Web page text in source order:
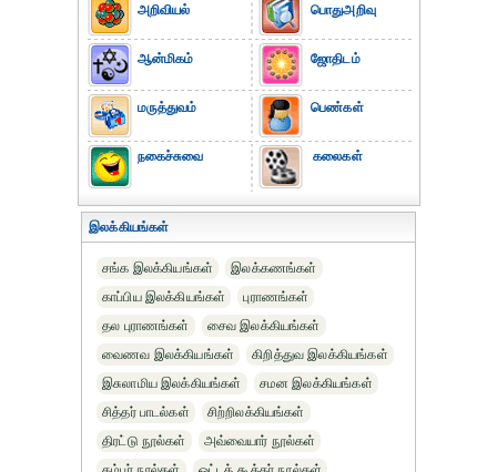
அறிவியல்
ஆன்மிகம்
மருத்துவம்
நகைச்சுவை
பொதுஅறிவு
ஜோதிடம்
பெண்கள்
கலைகள்
இலக்கியங்கள்
சங்க இலக்கியங்கள்
இலக்கணங்கள்
காப்பிய இலக்கியங்கள்
புராணங்கள்
தல புராணங்கள்
சைவ இலக்கியங்கள்
வைணவ இலக்கியங்கள்
கிறித்துவ இலக்கியங்கள்
இசுலாமிய இலக்கியங்கள்
சமன இலக்கியங்கள்
சித்தர் பாடல்கள்
சிற்றிலக்கியங்கள்
திரட்டு நூல்கள்
அவ்வையார் நூல்கள்